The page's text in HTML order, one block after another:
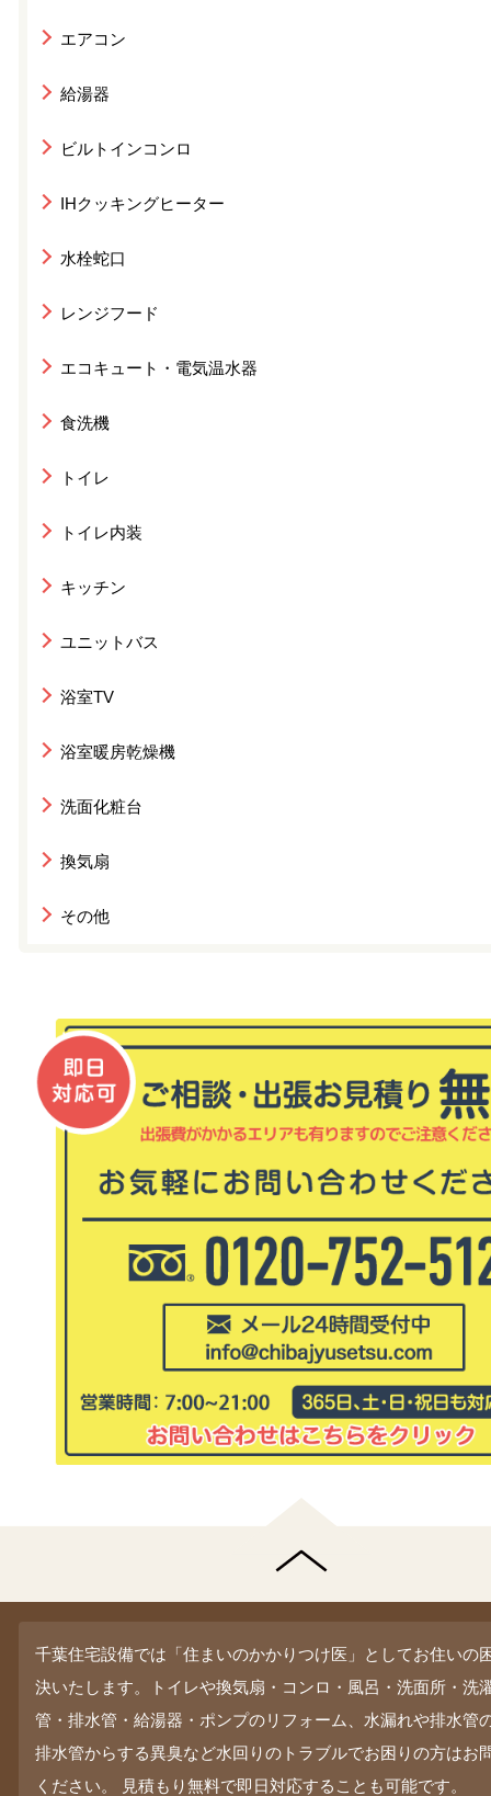
エアコン
給湯器
ビルトインコンロ
IHクッキングヒーター
水栓蛇口
レンジフード
エコキュート・電気温水器
食洗機
トイレ
トイレ内装
キッチン
ユニットバス
浴室TV
浴室暖房乾燥機
洗面化粧台
換気扇
その他
千葉住宅設備では「住まいのかかりつけ医」としてお住いの
決いたします。トイレや換気扇・コンロ・風呂・洗面所・洗
管・排水管・給湯器・ポンプのリフォーム、水漏れや排水管
排水管からする異臭など水回りのトラブルでお困りの方はお
ください。 見積もり無料で即日対応することも可能です。